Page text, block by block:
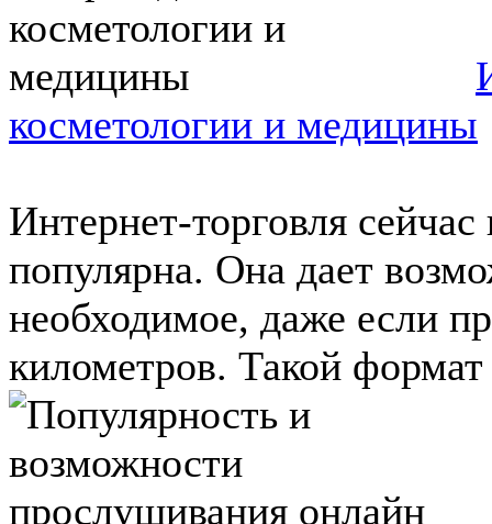
косметологии и медицины
Интернет-торговля
популярна. Она дает
необходимое, даже если
километров. Такой